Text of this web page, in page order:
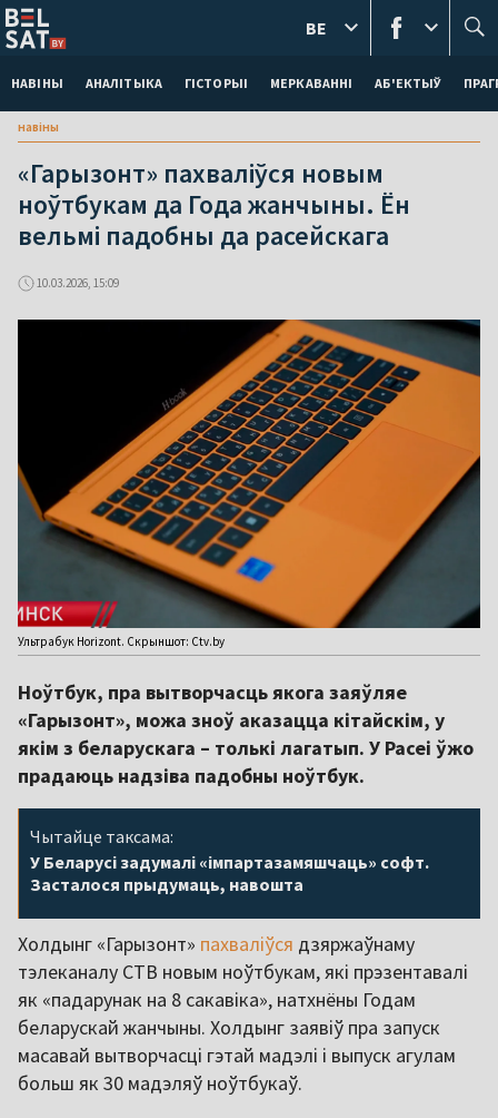
НАВІНЫ АНАЛІТЫКА ГІСТОРЫІ МЕРКАВАННI АБ'ЕКТЫЎ
BE
навіны
«Гарызонт» пахваліўся новым
ноўтбукам да Года жанчыны. Ён
вельмі падобны да расейскага
10.03.2026, 15:09
Ультрабук Horizont. Скрыншот: Ctv.by
Ноўтбук, пра вытворчасць якога заяўляе
«Гарызонт», можа зноў аказацца кітайскім, у
якім з беларускага – толькі лагатып. У Расеі ўжо
прадаюць надзіва падобны ноўтбук.
Чытайце таксама:
У Беларусі задумалі «імпартазамяшчаць» софт.
Засталося прыдумаць, навошта
Холдынг «Гарызонт» пахваліўся дзяржаўнаму
тэлеканалу СТВ новым ноўтбукам, які прэзентавалі
як «падарунак на 8 сакавіка», натхнёны Годам
беларускай жанчыны. Холдынг заявіў пра запуск
масавай вытворчасці гэтай мадэлі і выпуск агулам
больш як 30 мадэляў ноўтбукаў.